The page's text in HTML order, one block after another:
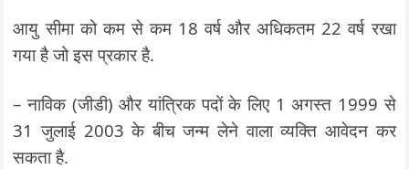
आयु सीमा को कम से कम 18 वर्ष और अधिकतम 22 वर्ष रखा
गया है जो इस प्रकार है.
– नाविक (जीडी) और यांत्रिक पदों के लिए 1 अगस्त 1999 से
31 जुलाई 2003 के बीच जन्म लेने वाला व्यक्ति आवेदन कर
सकता है.